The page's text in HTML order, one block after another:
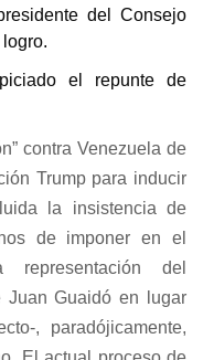
del Consejo
el repunte de
contra Venezuela de
Trump para inducir
la insistencia de
de imponer en el
del
Juan Guaidó en lugar
, paradójicamente,